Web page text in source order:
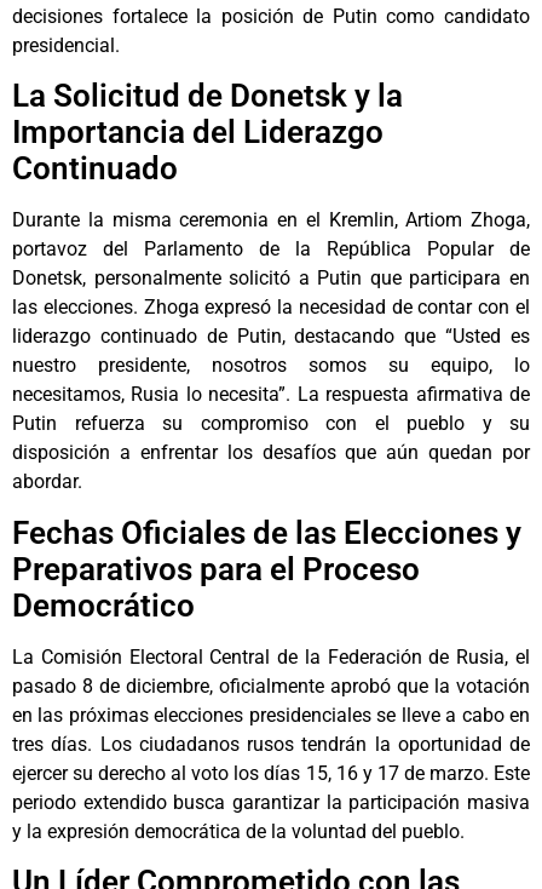
decisiones fortalece la posición de Putin como candidato
presidencial.
La Solicitud de Donetsk y la
Importancia del Liderazgo
Continuado
Durante la misma ceremonia en el Kremlin, Artiom Zhoga,
portavoz del Parlamento de la República Popular de
Donetsk, personalmente solicitó a Putin que participara en
las elecciones. Zhoga expresó la necesidad de contar con el
liderazgo continuado de Putin, destacando que “Usted es
nuestro presidente, nosotros somos su equipo, lo
necesitamos, Rusia lo necesita”. La respuesta afirmativa de
Putin refuerza su compromiso con el pueblo y su
disposición a enfrentar los desafíos que aún quedan por
abordar.
Fechas Oficiales de las Elecciones y
Preparativos para el Proceso
Democrático
La Comisión Electoral Central de la Federación de Rusia, el
pasado 8 de diciembre, oficialmente aprobó que la votación
en las próximas elecciones presidenciales se lleve a cabo en
tres días. Los ciudadanos rusos tendrán la oportunidad de
ejercer su derecho al voto los días 15, 16 y 17 de marzo. Este
periodo extendido busca garantizar la participación masiva
y la expresión democrática de la voluntad del pueblo.